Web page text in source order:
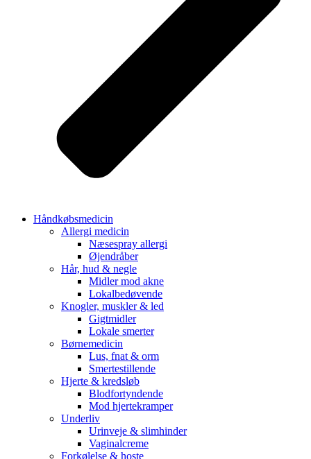
Håndkøbsmedicin
Allergi medicin
Næsespray allergi
Øjendråber
Hår, hud & negle
Midler mod akne
Lokalbedøvende
Knogler, muskler & led
Gigtmidler
Lokale smerter
Børnemedicin
Lus, fnat & orm
Smertestillende
Hjerte & kredsløb
Blodfortyndende
Mod hjertekramper
Underliv
Urinveje & slimhinder
Vaginalcreme
Forkølelse & hoste